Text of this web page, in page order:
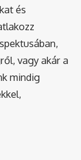
és
vagy akár a
mindig